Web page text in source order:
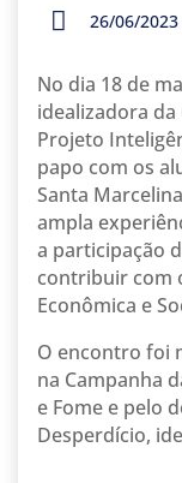
26/06/2023
No dia 18 de
idealizadora da
Projeto
papo com os
Santa
ampla
a participação
contribuir com
Econômica e
O encontro foi
na Campanha
e Fome e pelo
Desperdício,